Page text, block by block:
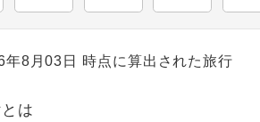
8月03日 時点に算出された旅行
は